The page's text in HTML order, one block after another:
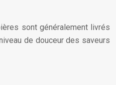
sont généralement livrés
de douceur des saveurs